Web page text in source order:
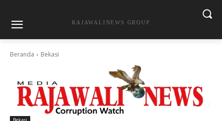
RAJAWALINEWS GROUP
Beranda Bekasi